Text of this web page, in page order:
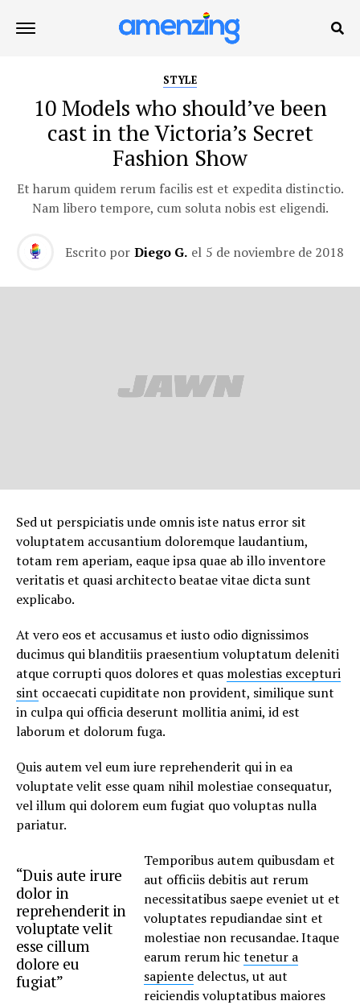
STYLE
10 Models who should’ve been
cast in the Victoria’s Secret
Fashion Show
Et harum quidem rerum facilis est et expedita distinctio.
Nam libero tempore, cum soluta nobis est eligendi.
Escrito por Diego G. el 5 de noviembre de 2018
Sed ut perspiciatis unde omnis iste natus error sit
voluptatem accusantium doloremque laudantium,
totam rem aperiam, eaque ipsa quae ab illo inventore
veritatis et quasi architecto beatae vitae dicta sunt
explicabo.
At vero eos et accusamus et iusto odio dignissimos
ducimus qui blanditiis praesentium voluptatum deleniti
atque corrupti quos dolores et quas molestias excepturi
sint occaecati cupiditate non provident, similique sunt
in culpa qui officia deserunt mollitia animi, id est
laborum et dolorum fuga.
Quis autem vel eum iure reprehenderit qui in ea
voluptate velit esse quam nihil molestiae consequatur,
vel illum qui dolorem eum fugiat quo voluptas nulla
pariatur.
“Duis aute irure
dolor in
reprehenderit in
voluptate velit
esse cillum
dolore eu
fugiat”
Temporibus autem quibusdam et
aut officiis debitis aut rerum
necessitatibus saepe eveniet ut et
voluptates repudiandae sint et
molestiae non recusandae. Itaque
earum rerum hictenetur a
sapiente delectus, ut aut
reiciendis voluptatibus maiores